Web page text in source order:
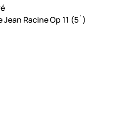
Racine Op 11 (5´)